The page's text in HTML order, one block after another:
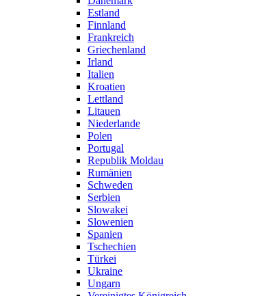
Estland
Finnland
Frankreich
Griechenland
Irland
Italien
Kroatien
Lettland
Litauen
Niederlande
Polen
Portugal
Republik Moldau
Rumänien
Schweden
Serbien
Slowakei
Slowenien
Spanien
Tschechien
Türkei
Ukraine
Ungarn